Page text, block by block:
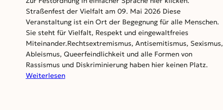
Straßenfest der Vielfalt am 09. Mai 2026 Diese
Veranstaltung ist ein Ort der Begegnung für alle Menschen.
Sie steht für Vielfalt, Respekt und eingewaltfreies
Miteinander.Rechtsextremismus, Antisemitismus, Sexismus,
Ableismus, Queerfeindlichkeit und alle Formen von
Rassismus und Diskriminierung haben hier keinen Platz.
Weiterlesen: